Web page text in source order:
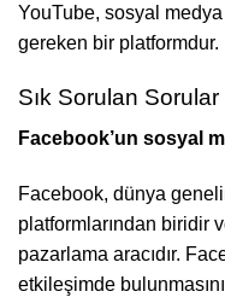
YouTube, sosyal medya
gereken bir platformdur.
Sık Sorulan Sorular
Facebook’un sosyal
Facebook, dünya
platformlarından biridir
pazarlama aracıdır.
etkileşimde